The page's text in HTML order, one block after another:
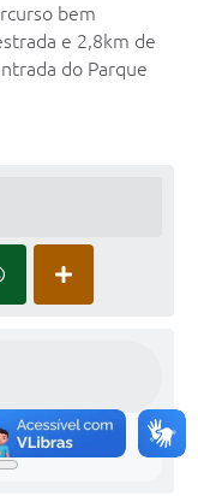
bem
e 2,8km de
do Parque